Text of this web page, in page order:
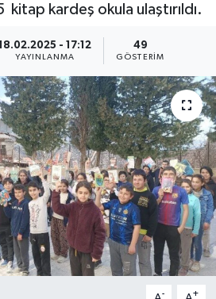
kardeş okula ulaştırıldı.
- 17:12
YAYINLANMA
49
GÖSTERIM
- +